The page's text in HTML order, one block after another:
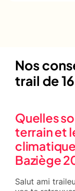
Nos
trail de
Quelles
terrain et
Baziège
Salut ami